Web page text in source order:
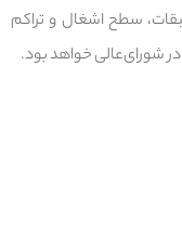
سطح اشغال و تراکم
شورای‌عالی خواهد بود.